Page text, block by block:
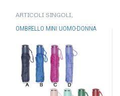
ARTICOLI SINGOLI,
OMBRELLI
OMBRELLO MINI UOMO-DONNA